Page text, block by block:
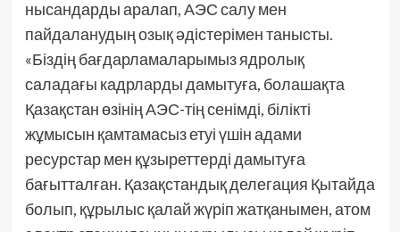
нысандарды аралап, АЭС салу мен
пайдаланудың озық әдістерімен танысты.
«Біздің бағдарламаларымыз ядролық
саладағы кадрларды дамытуға, болашақта
Қазақстан өзінің АЭС-тің сенімді, білікті
жұмысын қамтамасыз етуі үшін адами
ресурстар мен құзыреттерді дамытуға
бағытталған. Қазақстандық делегация Қытайда
болып, құрылыс қалай жүріп жатқанымен, атом